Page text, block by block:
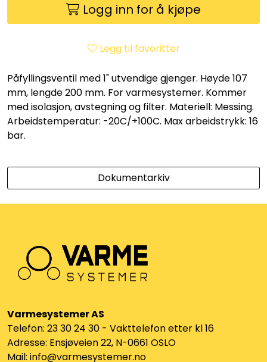
Logg inn for å kjøpe
Legg til favoritter
Påfyllingsventil med 1" utvendige gjenger. Høyde 107
mm, lengde 200 mm. For varmesystemer. Kommer
med isolasjon, avstegning og filter. Materiell: Messing.
Arbeidstemperatur: -20C/+100C. Max arbeidstrykk: 16
bar.
Dokumentarkiv
Varmesystemer AS
Telefon: 23 30 24 30 - Vakttelefon etter kl 16
Adresse: Ensjøveien 22, N-0661 OSLO
Mail: info@varmesystemer.no
Utleieverktøy
Vifter
Vekslere
Målere
Viftekonvektorer
Unipak